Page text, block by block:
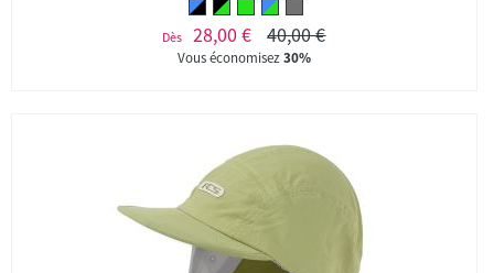
Dès 28,00 € 40,00 €
Vous économisez30%